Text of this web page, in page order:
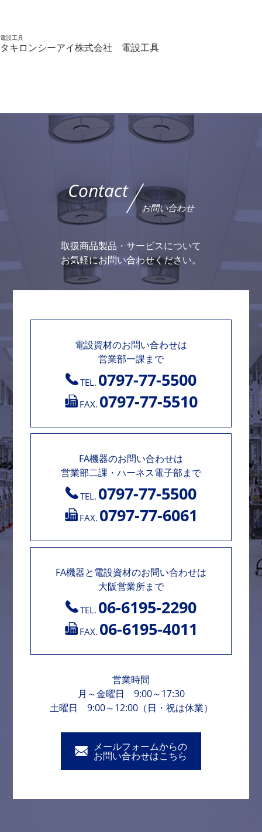
電設工具
タキロンシーアイ株式会社 電設工具
Contact
お問い合わせ
取扱商品製品・サービスについて
お気軽にお問い合わせください。
電設資材のお問い合わせは
営業部一課まで
TEL. 0797-77-5500
FAX. 0797-77-5510
FA機器のお問い合わせは
営業部二課・ハーネス電子部まで
TEL. 0797-77-5500
FAX. 0797-77-6061
FA機器と電設資材のお問い合わせは
大阪営業所まで
TEL. 06-6195-2290
FAX. 06-6195-4011
営業時間
月～金曜日 9:00～17:30
土曜日 9:00～12:00（日・祝は休業）
メールフォームからの
お問い合わせはこちら